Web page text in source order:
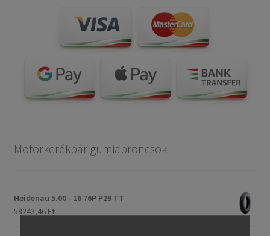
Motorkerékpár gumiabroncsok
Heidenau 5.00 - 16 76P P29 TT
58243,46 Ft